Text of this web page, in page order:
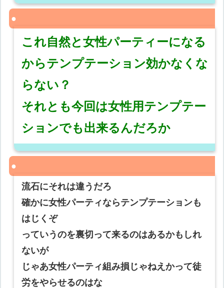
これ自然と女性パーティーになる
からテンプテーション効かなくな
らない？
それとも今回は女性用テンプテー
ションでも出来るんだろか
流石にそれは違うだろ
確かに女性パーティならテンプテーションも
はじくぞ
っていうのを裏切って来るのはあるかもしれ
ないが
じゃあ女性パーティ組み損じゃねえかって徒
労をやらせるのはな